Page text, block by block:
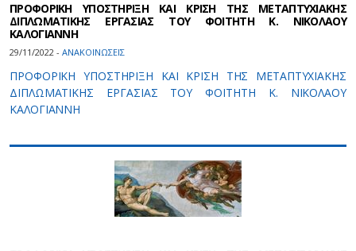
ΠΡΟΦΟΡΙΚΗ ΥΠΟΣΤΗΡΙΞΗ ΚΑΙ ΚΡΙΣΗ ΤΗΣ ΜΕΤΑΠΤΥΧΙΑΚΗΣ
ΔΙΠΛΩΜΑΤΙΚΗΣ ΕΡΓΑΣΙΑΣ ΤΟΥ ΦΟΙΤΗΤΗ Κ. ΝΙΚΟΛΑΟΥ
ΚΑΛΟΓΙΑΝΝΗ
29/11/2022 - ΑΝΑΚΟΙΝΩΣΕΙΣ
ΠΡΟΦΟΡΙΚΗ ΥΠΟΣΤΗΡΙΞΗ ΚΑΙ ΚΡΙΣΗ ΤΗΣ ΜΕΤΑΠΤΥΧΙΑΚΗΣ
ΔΙΠΛΩΜΑΤΙΚΗΣ ΕΡΓΑΣΙΑΣ ΤΟΥ ΦΟΙΤΗΤΗ Κ. ΝΙΚΟΛΑΟΥ
ΚΑΛΟΓΙΑΝΝΗ